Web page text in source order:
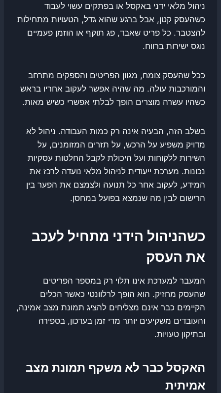
ניהול מלאי ידני באקסל או בפתקים עשוי לעבוד
כשהעסק קטן, אבל ברגע שהוא גדל, הטעויות מתחילות
להצטבר. כל פריט שאבד, פג תוקף או הוזמן פעמיים
נוגס ישירות ברווח.
ככל שהעסק צומח, מגוון הפריטים והספקים מתרחב
והמורכבות עולה. מה שהיה אפשר לעקוב אחריו בראש
כשהיו עשרה מוצרים הופך לבלתי אפשרי כשיש מאות.
בשלב הזה, הבעיה אינה רק כמות העבודה. ניהול לא
מדויק משפיע על הרכש, על תזרים המזומנים, על
השירות ללקוחות ועל היכולת לקבל החלטות עסקיות
נכונות. מערכת ייעודית לניהול מלאי נועדה לרכז את
המידע, לעקוב אחר כל תנועה ולצמצם את הפער בין
הרישום לבין מה שנמצא בפועל במחסן.
כשהניהול הידני מתחיל לעכב
את העסק
המעבר למערכת אינו תלוי רק במספר הפריטים
שהעסק מחזיק. הוא הופך לרלוונטי כאשר הכלים
הקיימים כבר אינם מצליחים להציג תמונת מצב אמינה,
והעובדים משקיעים יותר מדי זמן בעדכון, בספירה
ובתיקון טעויות.
האקסל כבר לא משקף תמונת מצב
אמיתית